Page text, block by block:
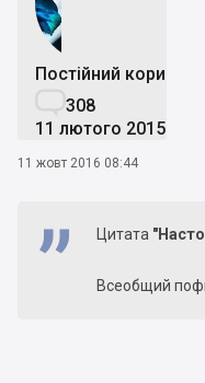
Постійний
308
11 лютого 2015
11 жовт 2016 08:44
Цитата
Всеобщий